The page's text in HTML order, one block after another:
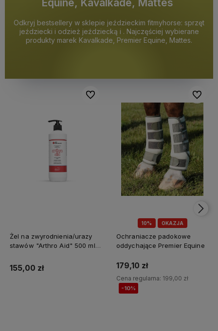
Equine, Kavalkade, Mattes
Odkryj bestsellery w sklepie jeździeckim fitmyhorse: sprzęt
jeździecki i odzież jeździecką i . Najczęściej wybierane
produkty marek Kavalkade, Premier Equine, Mattes.
Żel na zwyrodnienia/urazy
stawów "Arthro Aid" 500 ml
155,00 zł
Do ulubionych
10% OKAZJA
Ochraniacze padokowe
oddychające Premier Equine
179,10 zł
Cena regularna: 199,00 zł
-10%
Do